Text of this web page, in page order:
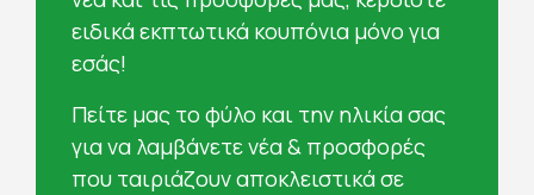
ειδικά εκπτωτικά κουπόνια μόνο για
εσάς!
Πείτε μας το φύλο και την ηλικία σας
για να λαμβάνετε νέα & προσφορές
που ταιριάζουν αποκλειστικά σε